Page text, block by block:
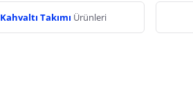
Kahvaltı Takımı Ürünleri